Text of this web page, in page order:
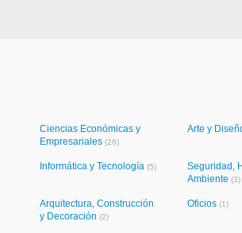
Ciencias Económicas y
Empresariales (26)
Arte y
Informática y Tecnología (5)
Seguridad,
Ambiente (3)
Arquitectura, Construcción
y Decoración (2)
Oficios (1)